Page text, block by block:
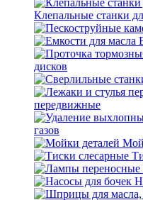
Клепальные станки
дисков
передвижные
газов